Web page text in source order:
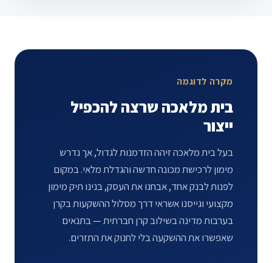
מקרה לדוגמה
בית מלאכה שרצה להכפיל
ייצור
בעל בית מלאכה זיהה הזדמנות לגדול, אך נדרש
מימון לרכישת מכונה חדשה והגדלת מלאי. במקום
לפנות לבנק אחד, אבחנו את העסק, בנינו תיק מימון
מקצועי וגייסנו אשראי דרך מסלול ההשקעות בקרן
בערבות מדינה בשילוב קרן חברתית — בתנאים
שאפשרו את ההשקעה בלי לחנוק את התזרים.